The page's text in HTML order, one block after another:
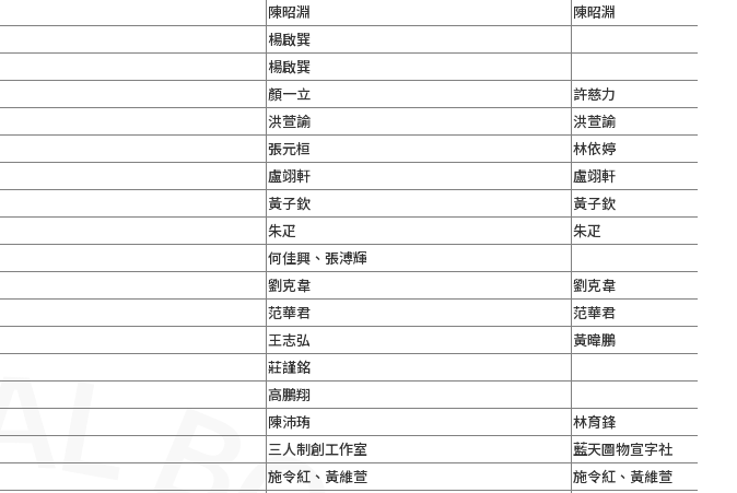
陳昭淵
陳昭淵
楊啟巽
楊啟巽
顏一立
許慈力
洪萱諭
洪萱諭
張元桓
林依婷
盧翊軒
盧翊軒
黃子欽
黃子欽
朱疋
朱疋
何佳興、張溥輝
劉克韋
劉克韋
范華君
范華君
王志弘
黃暐鵬
莊謹銘
高鵬翔
陳沛珛
林育鋒
三人制創工作室
藍天圖物宣字社
施令紅、黃維萱
施令紅、黃維萱